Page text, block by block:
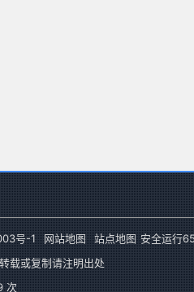
号-1 网站地图 站点地图 安全运行
载或复制请注明出处
次